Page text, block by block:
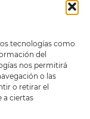
tecnologías como
del
nos permitirá
o las
o retirar el
a ciertas
ENLACES
ESTILOS
PREVENTAS